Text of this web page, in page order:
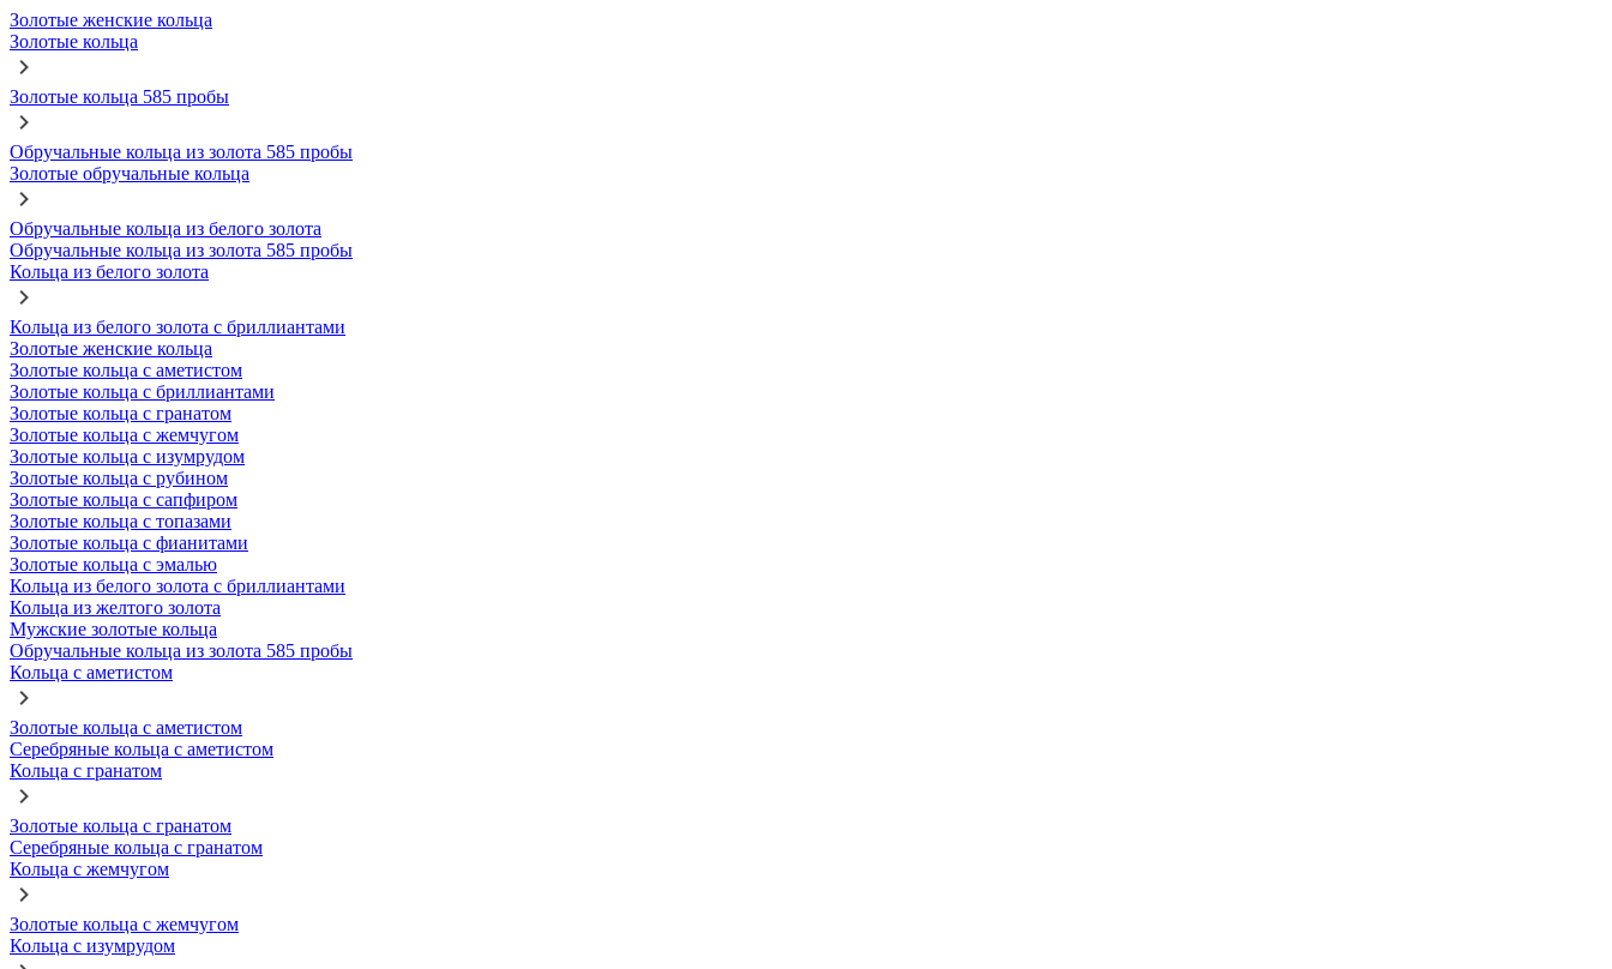
Золотые женские кольца
Золотые кольца
Золотые кольца 585 пробы
Обручальные кольца из золота 585 пробы
Золотые обручальные кольца
Обручальные кольца из белого золота
Обручальные кольца из золота 585 пробы
Кольца из белого золота
Кольца из белого золота с бриллиантами
Золотые женские кольца
Золотые кольца с аметистом
Золотые кольца с бриллиантами
Золотые кольца с гранатом
Золотые кольца с жемчугом
Золотые кольца с изумрудом
Золотые кольца с рубином
Золотые кольца с сапфиром
Золотые кольца с топазами
Золотые кольца с фианитами
Золотые кольца с эмалью
Кольца из белого золота с бриллиантами
Кольца из желтого золота
Мужские золотые кольца
Обручальные кольца из золота 585 пробы
Кольца с аметистом
Золотые кольца с аметистом
Серебряные кольца с аметистом
Кольца с гранатом
Золотые кольца с гранатом
Серебряные кольца с гранатом
Кольца с жемчугом
Золотые кольца с жемчугом
Кольца с изумрудом